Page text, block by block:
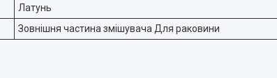
Латунь
Зовнішня частина змішувача Для раковини